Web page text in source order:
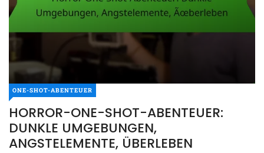
ONE-SHOT-ABENTEUER
HORROR-ONE-SHOT-ABENTEUER:
DUNKLE UMGEBUNGEN,
ANGSTELEMENTE, ÜBERLEBEN